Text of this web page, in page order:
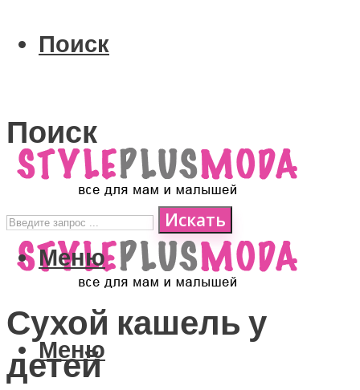
Поиск
Поиск
Искать
Меню
Меню
Сухой кашель у
детей